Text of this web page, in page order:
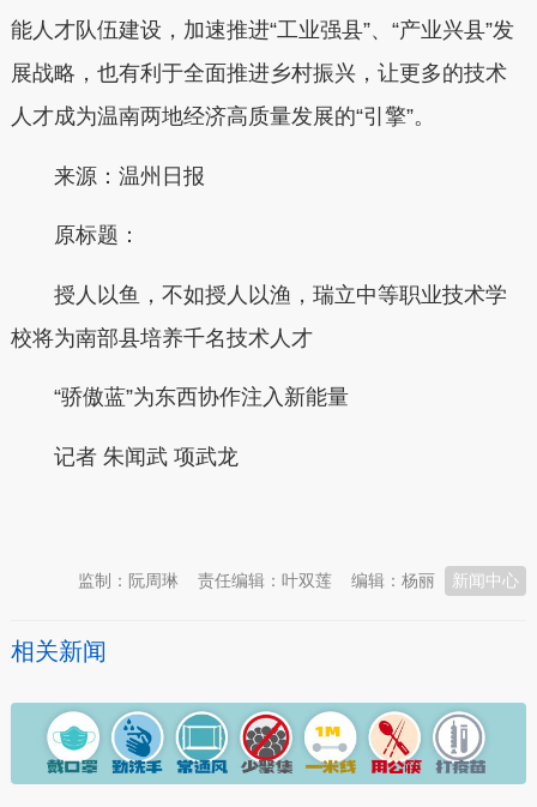
能人才队伍建设，加速推进“工业强县”、“产业兴县”发
展战略，也有利于全面推进乡村振兴，让更多的技术
人才成为温南两地经济高质量发展的“引擎”。
来源：温州日报
原标题：
授人以鱼，不如授人以渔，瑞立中等职业技术学
校将为南部县培养千名技术人才
“骄傲蓝”为东西协作注入新能量
记者 朱闻武 项武龙
新闻中心
编辑：杨丽
责任编辑：叶双莲
监制：阮周琳
相关新闻